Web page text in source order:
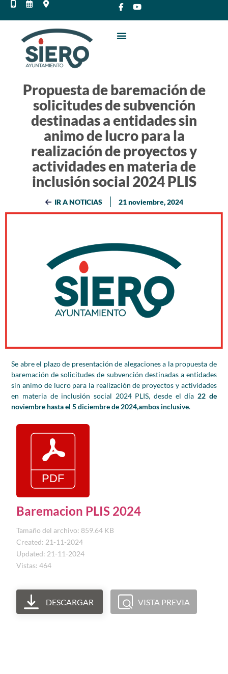
Propuesta de baremación de
solicitudes de subvención
destinadas a entidades sin
animo de lucro para la
realización de proyectos y
actividades en materia de
inclusión social 2024 PLIS
IR A NOTICIAS 21 noviembre, 2024
Se abre el plazo de presentación de alegaciones a la propuesta de
baremación de solicitudes de subvención destinadas a entidades
sin animo de lucro para la realización de proyectos y actividades
en materia de inclusión social 2024 PLIS, desde el día 22 de
noviembre hasta el 5 diciembre de 2024,ambos inclusive.
Baremacion PLIS 2024
Tamaño del archivo: 859.64 KB
Created: 21-11-2024
Updated: 21-11-2024
Vistas: 464
DESCARGAR VISTA PREVIA